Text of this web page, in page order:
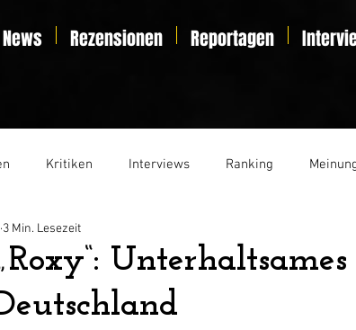
News Rezensionen Reportagen
Kritiken Interviews Ranking
Essay
Unterhaltsames
3 Min. Lesezeit